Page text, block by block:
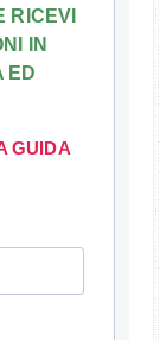
RICEVI
IN
ED
GUIDA